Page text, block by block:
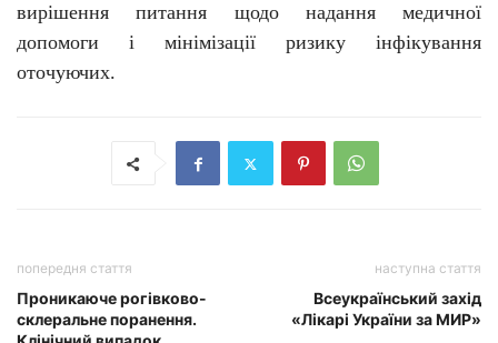
вирішення питання щодо надання медичної
допомоги і мінімізації ризику інфікування
оточуючих.
попередня стаття
Проникаюче рогівково-
склеральне поранення.
наступна стаття
Всеукраїнський захід
«Лікарі України за МИР»